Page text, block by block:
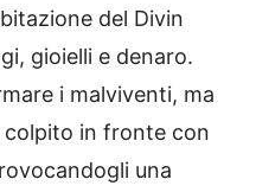
del Divin
gioielli e denaro.
i malviventi, ma
colpito in fronte con
una